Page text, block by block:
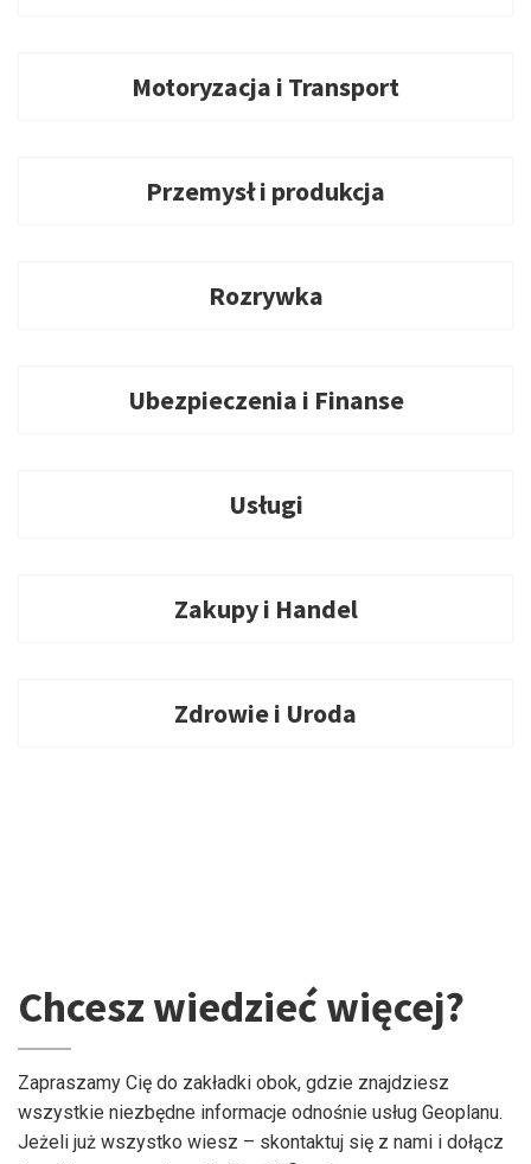
Motoryzacja i Transport
Przemysł i produkcja
Rozrywka
Ubezpieczenia i Finanse
Usługi
Zakupy i Handel
Zdrowie i Uroda
Chcesz wiedzieć więcej?
Zapraszamy Cię do zakładki obok, gdzie znajdziesz
wszystkie niezbędne informacje odnośnie usług Geoplanu.
Jeżeli już wszystko wiesz – skontaktuj się z nami i dołącz